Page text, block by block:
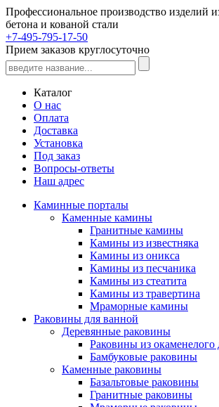
Профессиональное производство изделий
бетона и кованой стали
+7-495-795-17-50
Прием заказов круглосуточно
Каталог
О нас
Оплата
Доставка
Установка
Под заказ
Вопросы-ответы
Наш адрес
Каминные порталы
Каменные камины
Гранитные камины
Камины из известняка
Камины из оникса
Камины из песчаника
Камины из стеатита
Камины из травертина
Мраморные камины
Раковины для ванной
Деревянные раковины
Раковины из окаменелого
Бамбуковые раковины
Каменные раковины
Базальтовые раковины
Гранитные раковины